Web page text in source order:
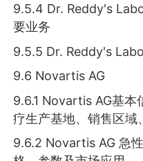
9.5.4 Dr. Reddy's
要业务
9.5.5 Dr. Reddy's
9.6 Novartis AG
9.6.1 Novartis AG基本
疗生产基地、销售区域
9.6.2 Novartis AG 急